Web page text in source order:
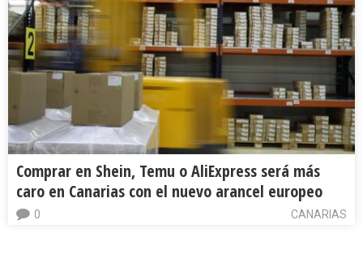
Comprar en Shein, Temu o AliExpress será más
caro en Canarias con el nuevo arancel europeo
CANARIAS
0